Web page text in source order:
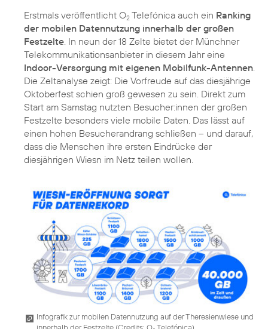
Erstmals veröffentlicht O2 Telefónica auch ein Ranking
der mobilen Datennutzung innerhalb der großen
Festzelte . In neun der 18 Zelte bietet der Münchner
Telekommunikationsanbieter in diesem Jahr eine
Indoor-Versorgung mit eigenen Mobilfunk-Antennen
Die Zeltanalyse zeigt: Die Vorfreude auf das diesjährige
Oktoberfest schien groß gewesen zu sein. Direkt zum
Start am Samstag nutzten Besucher:innen der großen
Festzelte besonders viele mobile Daten. Das lässt auf
einen hohen Besucherandrang schließen – und darauf,
dass die Menschen ihre ersten Eindrücke der
diesjährigen Wiesn im Netz teilen wollen.
Infografik zur mobilen Datennutzung auf der Theresienwiese und